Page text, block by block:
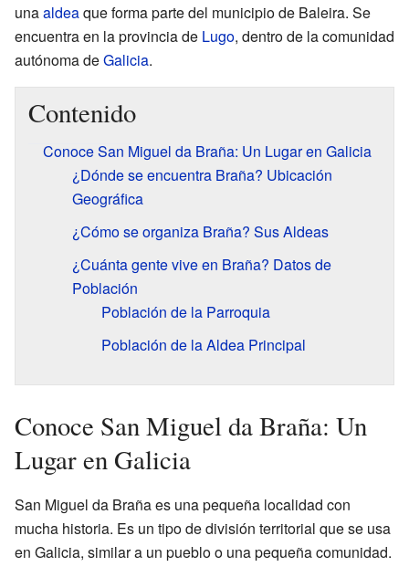
unaaldeaque forma parte del municipio de Baleira. Se
encuentra en la provincia de Lugo, dentro de la comunidad
autónoma deGalicia.
Contenido
Conoce San Miguel da Braña: Un Lugar en Galicia
¿Dónde se encuentra Braña? Ubicación
Geográfica
¿Cómo se organiza Braña? Sus Aldeas
¿Cuánta gente vive en Braña? Datos de
Población
Población de la Parroquia
Población de la Aldea Principal
Conoce San Miguel da Braña: Un
Lugar en Galicia
San Miguel da Braña es una pequeña localidad con
mucha historia. Es un tipo de división territorial que se usa
en Galicia, similar a un pueblo o una pequeña comunidad.